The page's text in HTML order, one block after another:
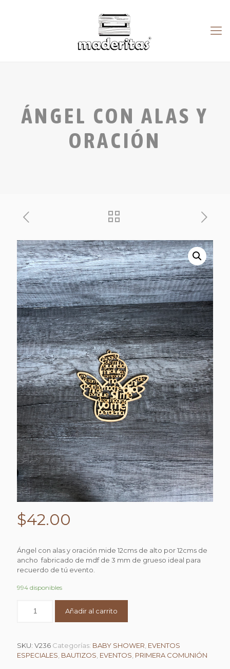
ÁNGEL CON ALAS Y
ORACIÓN
$42.00
Ángel con alas y oración mide 12cms de alto por 12cms de
ancho fabricado de mdf de 3 mm de grueso ideal para
recuerdo de tú evento.
994 disponibles
Añadir al carrito
SKU: V236 Categorías: BABY SHOWER, EVENTOS
ESPECIALES, BAUTIZOS, EVENTOS, PRIMERA COMUNIÓN